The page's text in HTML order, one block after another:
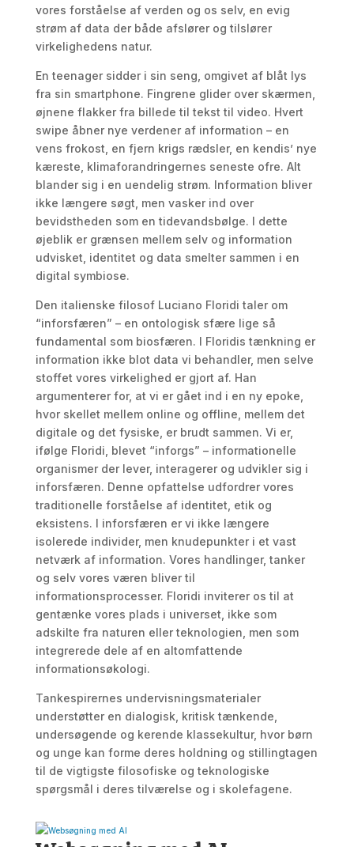
vores forståelse af verden og os selv, en evig
strøm af data der både afslører og tilslører
virkelighedens natur.
En teenager sidder i sin seng, omgivet af blåt lys
fra sin smartphone. Fingrene glider over skærmen,
øjnene flakker fra billede til tekst til video. Hvert
swipe åbner nye verdener af information – en
vens frokost, en fjern krigs rædsler, en kendis’ nye
kæreste, klimaforandringernes seneste ofre. Alt
blander sig i en uendelig strøm. Information bliver
ikke længere søgt, men vasker ind over
bevidstheden som en tidevandsbølge. I dette
øjeblik er grænsen mellem selv og information
udvisket, identitet og data smelter sammen i en
digital symbiose.
Den italienske filosof Luciano Floridi taler om
“inforsfæren” – en ontologisk sfære lige så
fundamental som biosfæren. I Floridis tænkning er
information ikke blot data vi behandler, men selve
stoffet vores virkelighed er gjort af. Han
argumenterer for, at vi er gået ind i en ny epoke,
hvor skellet mellem online og offline, mellem det
digitale og det fysiske, er brudt sammen. Vi er,
ifølge Floridi, blevet “inforgs” – informationelle
organismer der lever, interagerer og udvikler sig i
inforsfæren. Denne opfattelse udfordrer vores
traditionelle forståelse af identitet, etik og
eksistens. I inforsfæren er vi ikke længere
isolerede individer, men knudepunkter i et vast
netværk af information. Vores handlinger, tanker
og selv vores væren bliver til
informationsprocesser. Floridi inviterer os til at
gentænke vores plads i universet, ikke som
adskilte fra naturen eller teknologien, men som
integrerede dele af en altomfattende
informationsøkologi.
Tankespirernes undervisningsmaterialer
understøtter en dialogisk, kritisk tænkende,
undersøgende og kerende klassekultur, hvor børn
og unge kan forme deres holdning og stillingtagen
til de vigtigste filosofiske og teknologiske
spørgsmål i deres tilværelse og i skolefagene.